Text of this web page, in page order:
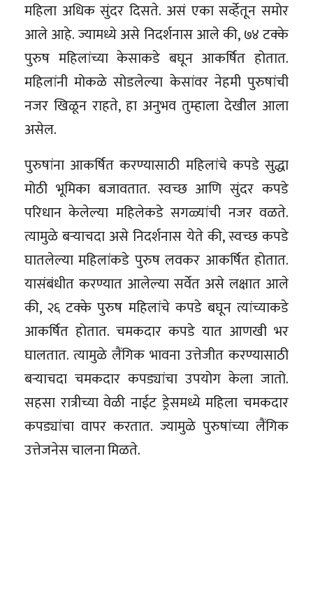
महिला अधिक सुंदर दिसते. असं एका सर्व्हेतून समोर
आले आहे. ज्यामध्ये असे निदर्शनास आले की, ७४ टक्के
पुरुष महिलांच्या केसाकडे बघून आकर्षित होतात.
महिलांनी मोकळे सोडलेल्या केसांवर नेहमी पुरुषांची
नजर खिळून राहते, हा अनुभव तुम्हाला देखील आला
असेल.
पुरुषांना आकर्षित करण्यासाठी महिलांचे कपडे सुद्धा
मोठी भूमिका बजावतात. स्वच्छ आणि सुंदर कपडे
परिधान केलेल्या महिलेकडे सगळ्यांची नजर वळते.
त्यामुळे बर्‍याचदा असे निदर्शनास येते की, स्वच्छ कपडे
घातलेल्या महिलांकडे पुरुष लवकर आकर्षित होतात.
यासंबंधीत करण्यात आलेल्या सर्वेत असे लक्षात आले
की, २६ टक्के पुरुष महिलांचे कपडे बघून त्यांच्याकडे
आकर्षित होतात. चमकदार कपडे यात आणखी भर
घालतात. त्यामुळे लैंगिक भावना उत्तेजीत करण्यासाठी
बर्‍याचदा चमकदार कपड्यांचा उपयोग केला जातो.
सहसा रात्रीच्या वेळी नाईट ड्रेसमध्ये महिला चमकदार
कपड्यांचा वापर करतात. ज्यामुळे पुरुषांच्या लैंगिक
उत्तेजनेस चालना मिळते.